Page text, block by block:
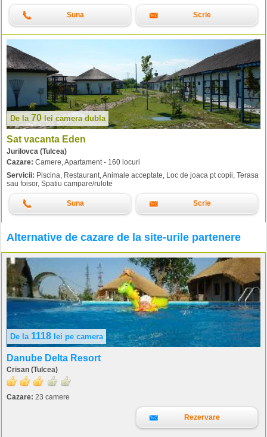
Suna Scrie
De la 70 lei camera dubla
Sat vacanta Eden
Jurilovca (Tulcea)
Cazare: Camere, Apartament - 160 locuri
Servicii: Piscina, Restaurant, Animale acceptate, Loc de joaca pt copii, Terasa
sau foisor, Spatiu campare/rulote
Suna Scrie
Alternative de cazare de la site-urile partenere
De la 1118 lei pe camera
Danube Delta Resort
Crisan (Tulcea)
Cazare: 23 camere
Rezervare